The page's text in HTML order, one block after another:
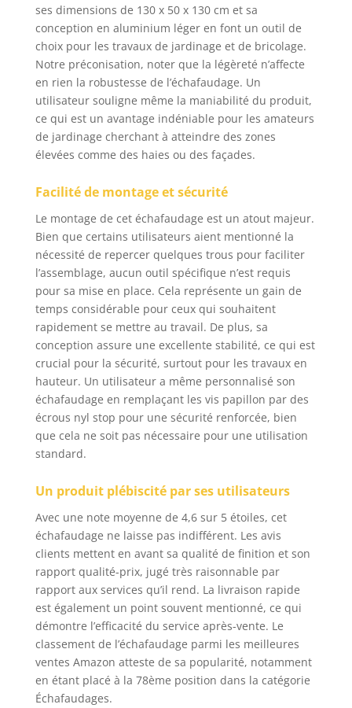
ses dimensions de 130 x 50 x 130 cm et sa
conception en aluminium léger en font un outil de
choix pour les travaux de jardinage et de bricolage.
Notre préconisation, noter que la légèreté n’affecte
en rien la robustesse de l’échafaudage. Un
utilisateur souligne même la maniabilité du produit,
ce qui est un avantage indéniable pour les amateurs
de jardinage cherchant à atteindre des zones
élevées comme des haies ou des façades.
Facilité de montage et sécurité
Le montage de cet échafaudage est un atout majeur.
Bien que certains utilisateurs aient mentionné la
nécessité de repercer quelques trous pour faciliter
l’assemblage, aucun outil spécifique n’est requis
pour sa mise en place. Cela représente un gain de
temps considérable pour ceux qui souhaitent
rapidement se mettre au travail. De plus, sa
conception assure une excellente stabilité, ce qui est
crucial pour la sécurité, surtout pour les travaux en
hauteur. Un utilisateur a même personnalisé son
échafaudage en remplaçant les vis papillon par des
écrous nyl stop pour une sécurité renforcée, bien
que cela ne soit pas nécessaire pour une utilisation
standard.
Un produit plébiscité par ses utilisateurs
Avec une note moyenne de 4,6 sur 5 étoiles, cet
échafaudage ne laisse pas indifférent. Les avis
clients mettent en avant sa qualité de finition et son
rapport qualité-prix, jugé très raisonnable par
rapport aux services qu’il rend. La livraison rapide
est également un point souvent mentionné, ce qui
démontre l’efficacité du service après-vente. Le
classement de l’échafaudage parmi les meilleures
ventes Amazon atteste de sa popularité, notamment
en étant placé à la 78ème position dans la catégorie
Échafaudages.